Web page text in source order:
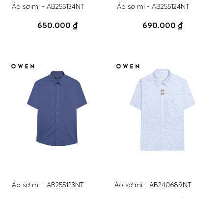
Áo sơ mi - AB255134NT
650.000 ₫
Áo sơ mi - AB255124NT
690.000 ₫
Áo sơ mi - AB255123NT Áo sơ mi - AB240689NT